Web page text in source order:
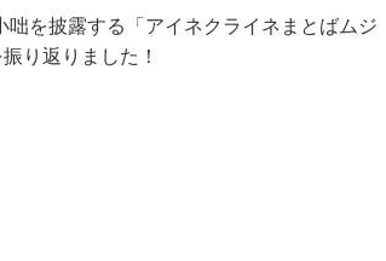
を披露する「アイネクライネまとばムジ
り返りました！